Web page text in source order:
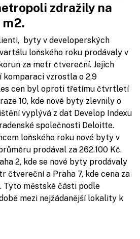
zdražily na
m2.
byty v developerských
loňského roku prodávaly v
za metr čtvereční. Jejich
vzrostla o 2,9
cen byl oproti třetímu čtvrtletí
10, kde nové byty zlevnily o
vyplývá z dat Develop Indexu
společnosti Deloitte.
loňského roku nové byty v
prodával za 262.100 Kč.
2, kde se nové byty prodávaly
čtvereční a Praha 7, kde cena za
Tyto městské části podle
mezi nejžádanější lokality k